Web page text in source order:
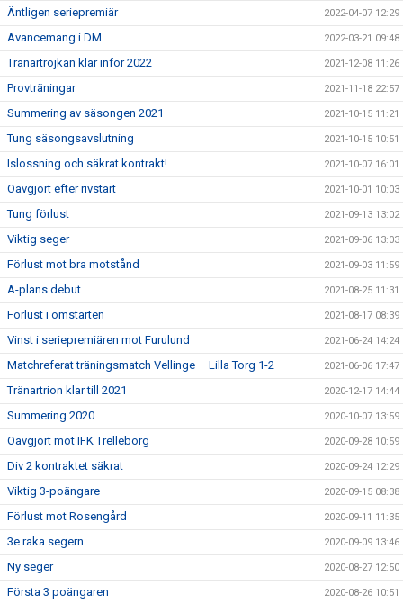
Äntligen seriepremiär 2022-04-07 12:29
Avancemang i DM 2022-03-21 09:48
Tränartrojkan klar inför 2022 2021-12-08 11:26
Provträningar 2021-11-18 22:57
Summering av säsongen 2021 2021-10-15 11:21
Tung säsongsavslutning 2021-10-15 10:51
Islossning och säkrat kontrakt! 2021-10-07 16:01
Oavgjort efter rivstart 2021-10-01 10:03
Tung förlust 2021-09-13 13:02
Viktig seger 2021-09-06 13:03
Förlust mot bra motstånd 2021-09-03 11:59
A-plans debut 2021-08-25 11:31
Förlust i omstarten 2021-08-17 08:39
Vinst i seriepremiären mot Furulund 2021-06-24 14:24
Matchreferat träningsmatch Vellinge – Lilla Torg 1-2 2021-06-06 17:47
Tränartrion klar till 2021 2020-12-17 14:44
Summering 2020 2020-10-07 13:59
Oavgjort mot IFK Trelleborg 2020-09-28 10:59
Div 2 kontraktet säkrat 2020-09-24 12:29
Viktig 3-poängare 2020-09-15 08:38
Förlust mot Rosengård 2020-09-11 11:35
3e raka segern 2020-09-09 13:46
Ny seger 2020-08-27 12:50
Första 3 poängaren 2020-08-26 10:51